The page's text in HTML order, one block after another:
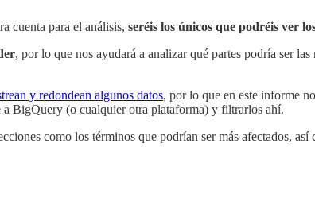
cuenta para el análisis, seréis los únicos que podréis ver
, por lo que nos ayudará a analizar qué partes podría ser
y redondean algunos datos, por lo que en este informe
BigQuery (o cualquier otra plataforma) y filtrarlos ahí.
como los términos que podrían ser más afectados,